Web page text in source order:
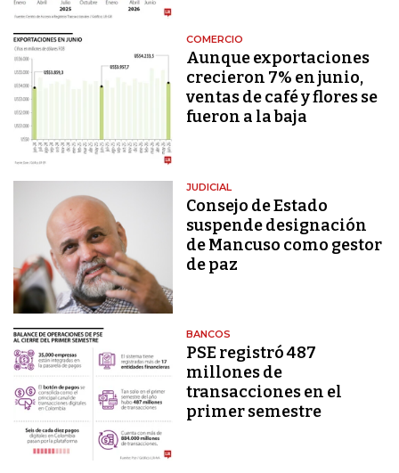
COMERCIO
Aunque exportaciones
crecieron 7% en junio,
ventas de café y flores se
fueron a la baja
JUDICIAL
Consejo de Estado
suspende designación
de Mancuso como gestor
de paz
BANCOS
PSE registró 487
millones de
transacciones en el
primer semestre